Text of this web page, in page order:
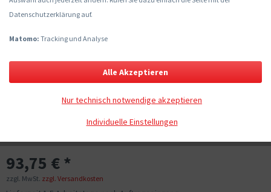
93,75 € *
zzgl. MwSt. zzgl. Versandkosten
Datenschutzerklärung auf.
Matomo: Tracking und Analyse
Individuelle Einstellungen
Nur technisch notwendige akzeptieren
Alle Akzeptieren